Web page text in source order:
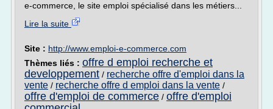
e-commerce, le site emploi spécialisé dans les métiers...
Lire la suite
Site : http://www.emploi-e-commerce.com
Thèmes liés : offre d emploi recherche et
developpement / recherche offre d'emploi dans la
vente / recherche offre d emploi dans la vente /
offre d'emploi de commerce / offre d'emploi